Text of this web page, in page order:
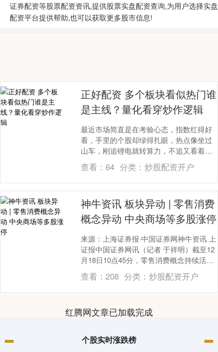
证券配资等股票配资资讯,提供股票实盘配资查询,为用户选择实盘
配资平台提供帮助,也可以获取更多股市信息!
正好配资 多个板块看似热门谁
是主线？量化看穿炒作逻辑
最近市场简直是在考验心态，指数红得好
看，手里的个股却绿得扎眼，热点像坐过
山车，刚追锂电就转算力，不追又看着别
人蹭蹭涨。不少人喊着“存量博弈太难了”，
其实我想说，....
查看：64 分类： 炒股配资开户
神牛资讯 板块异动 | 零售消费
概念异动 中央商场等多股涨停
来源：上海证券报·中国证券网神牛资讯 上
证报中国证券网讯（记者 于祥明）截至12
月18日10点45分，零售消费概念持续活
跃，中央商场、益民集团、利群股份、百
大集....
查看：208 分类： 炒股配资开户
红腾网文章已加载完成
个股实时涨跌榜